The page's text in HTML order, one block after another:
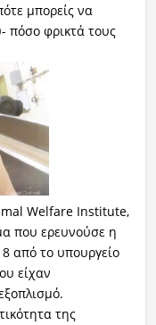
μπορείς να
πόσο φρικτά τους
Welfare Institute,
που ερευνούσε η
από το υπουργείο
είχαν
της